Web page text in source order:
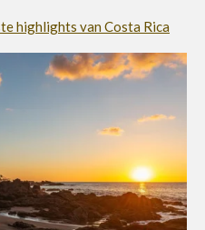
highlights van Costa Rica